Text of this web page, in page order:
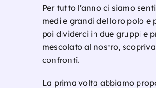
Per tutto l’anno ci siamo
medi e grandi del loro polo e
poi dividerci in due gruppi e
mescolato al nostro,
confronti.
La prima volta abbiamo